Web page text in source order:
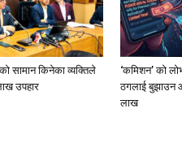
सामान किनेका व्यक्तिले
उपहार
‘कमिशन’ को
ठगलाई बुझाउन
लाख